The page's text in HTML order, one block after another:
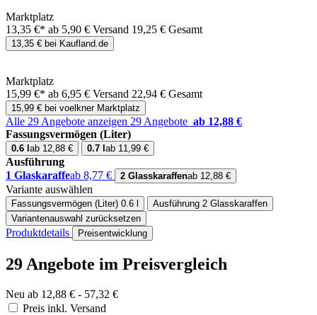
Marktplatz
13,35 €* ab 5,90 € Versand 19,25 € Gesamt
13,35 € bei Kaufland.de
Marktplatz
15,99 €* ab 6,95 € Versand 22,94 € Gesamt
15,99 € bei voelkner Marktplatz
Alle 29 Angebote anzeigen 29 Angebote ab 12,88 €
Fassungsvermögen (Liter)
0.6 l ab 12,88 € 0.7 l ab 11,99 €
Ausführung
1 Glaskaraffeab 8,77 € 2 Glasskaraffenab 12,88 €
Variante auswählen
Fassungsvermögen (Liter) 0.6 l Ausführung 2 Glasskaraffen
Variantenauswahl zurücksetzen
Produktdetails Preisentwicklung
29 Angebote im Preisvergleich
Neu ab 12,88 € - 57,32 €
Preis inkl. Versand